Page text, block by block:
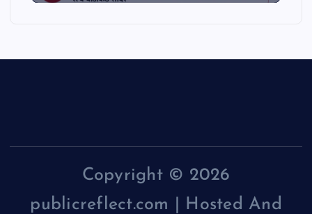
Copyright © 2026
publicreflect.com | Hosted And